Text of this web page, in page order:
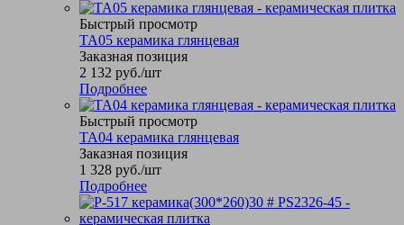
Быстрый просмотр
TA05 керамика глянцевая
Заказная позиция
2 132 руб./шт
Подробнее
Быстрый просмотр
TA04 керамика глянцевая
Заказная позиция
1 328 руб./шт
Подробнее